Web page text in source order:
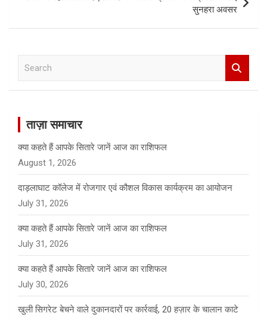
सुनहरा अवसर
ताज़ा समाचार
क्या कहते हैं आपके सितारे जानें आज का राशिफल
August 1, 2026
दाड़लाघाट कॉलेज में रोजगार एवं कौशल विकास कार्यक्रम का आयोजन
July 31, 2026
क्या कहते हैं आपके सितारे जानें आज का राशिफल
July 31, 2026
क्या कहते हैं आपके सितारे जानें आज का राशिफल
July 30, 2026
खुली सिगरेट बेचने वाले दुकानदारों पर कार्रवाई, 20 हज़ार के चालान काटे